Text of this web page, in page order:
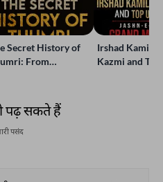
Secret History of
From
Irshad Kamil,
Kazmi and
पढ़ सकते हैं
पसंद